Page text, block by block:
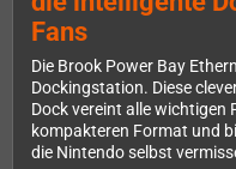
Fans
Die Brook Power Bay
Dockingstation. Diese
Dock vereint alle wichtigen
kompakteren Format und
die Nintendo selbst